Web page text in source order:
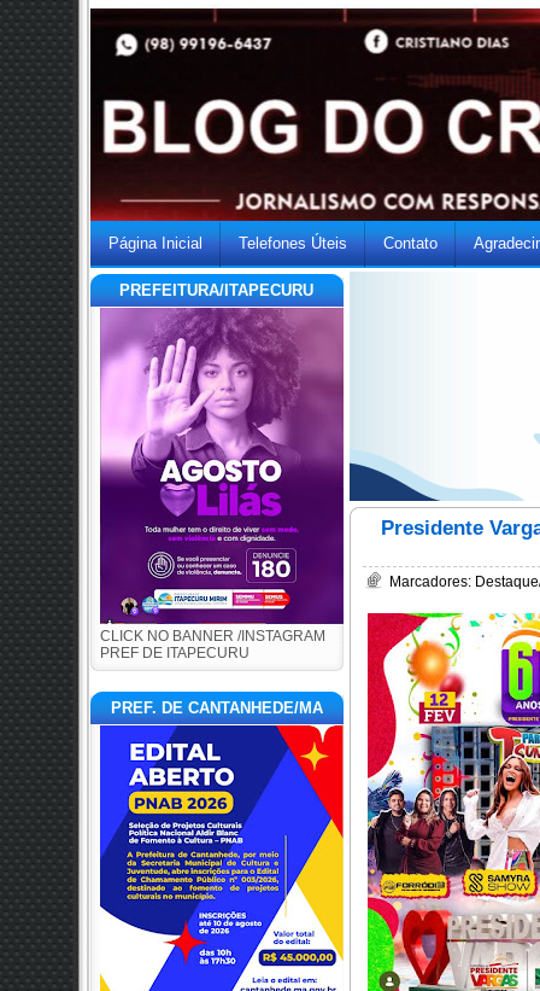
Página Inicial Telefones Úteis Contato
PREFEITURA/ITAPECURU
CLICK NO BANNER /INSTAGRAM
PREF DE ITAPECURU
PREF. DE CANTANHEDE/MA
Presidente
Marcadores: